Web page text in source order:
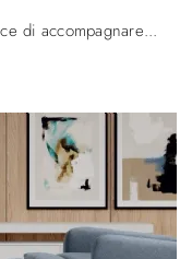
Frida è una poltrona relax che è capace di accompagnare ogni tuo movimento per assicurarti il massimo livello di comfort: ottieni informazioni sui ...